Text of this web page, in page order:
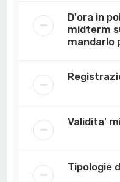
D'ora in
midterm
mandarlo
Validita'
Tipologie